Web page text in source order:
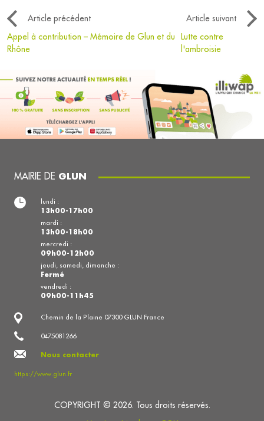
Article précédent
Article suivant
Appel à contribution – Mémoire de Glun et du
Rhône
Lutte contre
l'ambroisie
MAIRIE DE GLUN
Chemin de la Plaine 07300 GLUN France
0475081266
Nous contacter
https://www.glun.fr
lundi :
13h00-17h00
mardi :
13h00-18h00
mercredi :
09h00-12h00
jeudi, samedi, dimanche :
Fermé
vendredi :
09h00-11h45
COPYRIGHT © 2026. Tous droits réservés.